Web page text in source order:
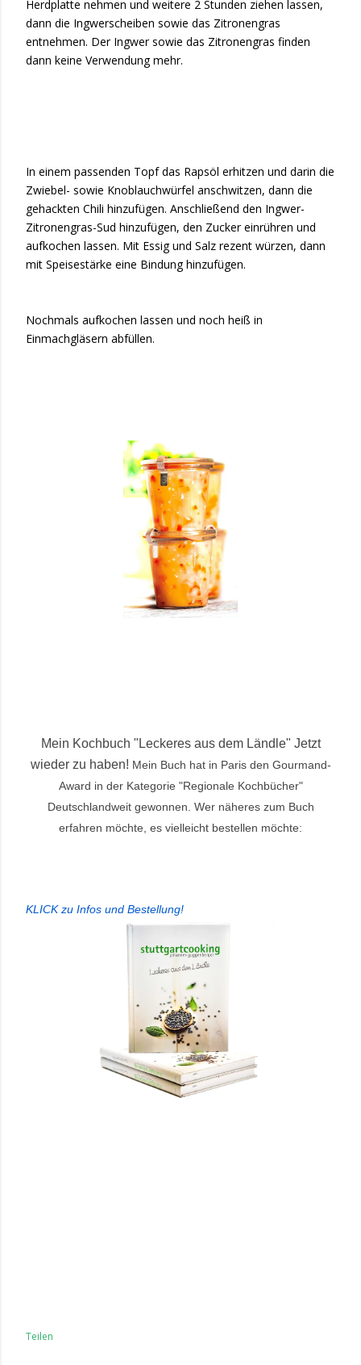
Herdplatte nehmen und weitere 2 Stunden ziehen lassen,
dann die Ingwerscheiben sowie das Zitronengras
entnehmen. Der Ingwer sowie das Zitronengras finden
dann keine Verwendung mehr.
In einem passenden Topf das Rapsöl erhitzen und darin die
Zwiebel- sowie Knoblauchwürfel anschwitzen, dann die
gehackten Chili hinzufügen. Anschließend den Ingwer-
Zitronengras-Sud hinzufügen, den Zucker einrühren und
aufkochen lassen. Mit Essig und Salz rezent würzen, dann
mit Speisestärke eine Bindung hinzufügen.
Nochmals aufkochen lassen und noch heiß in
Einmachgläsern abfüllen.
Mein Kochbuch "Leckeres aus dem Ländle" Jetzt
wieder zu haben! Mein Buch hat in Paris den Gourmand-
Award in der Kategorie "Regionale Kochbücher"
Deutschlandweit gewonnen. Wer näheres zum Buch
erfahren möchte, es vielleicht bestellen möchte:
KLICK zu Infos und Bestellung!
Teilen